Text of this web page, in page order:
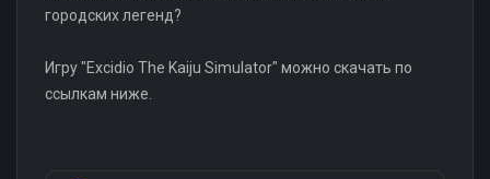
городских легенд?
Игру "Excidio The Kaiju Simulator" можно скачать по
ссылкам ниже.